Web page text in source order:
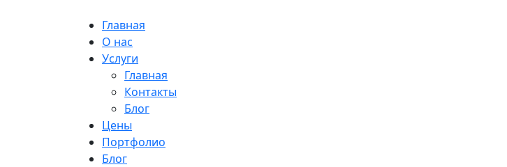
Главная
О нас
Услуги
Главная
Контакты
Блог
Цены
Портфолио
Блог